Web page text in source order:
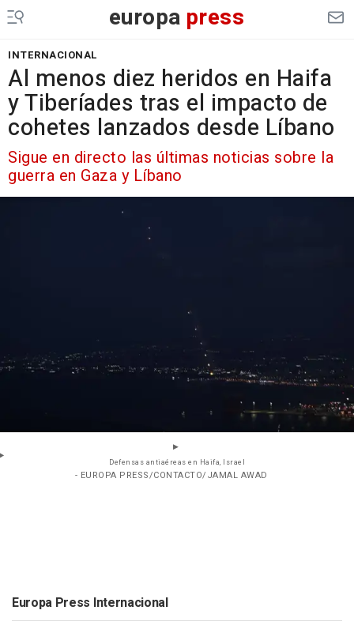
europa press
INTERNACIONAL
Al menos diez heridos en Haifa
y Tiberíades tras el impacto de
cohetes lanzados desde Líbano
Sigue en directo las últimas noticias sobre la
guerra en Gaza y Líbano
Defensas antiaéreas en Haifa, Israel
- EUROPA PRESS/CONTACTO/JAMAL AWAD
Europa Press Internacional